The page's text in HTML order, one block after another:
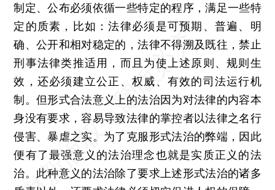
制定、公布必须依循一些特定的程序，满足一些特
定的质素，比如：法律必须是可预期、普遍、明
确、公开和相对稳定的，法律不得溯及既往，禁止
刑事法律类推适用，而且为使上述原则、规则生
效，还必须建立公正、权威、有效的司法运行机
制。但形式合法意义上的法治因为对法律的内容本
身没有要求，容易导致法律的掌控者以法律之名行
侵害、暴虐之实。为了克服形式法治的弊端，因此
便有了最强意义的法治理念也就是实质正义的法
治。此种意义的法治除了要求上述形式法治的诸多